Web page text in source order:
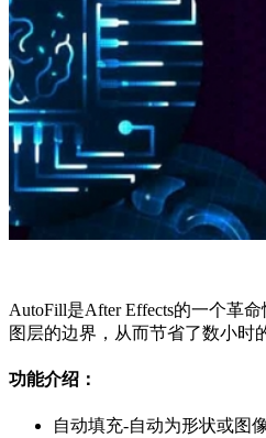
AutoFill是After Effects的一个革
图层的边界，从而节省了数小时
功能介绍：
自动填充-自动为形状或图